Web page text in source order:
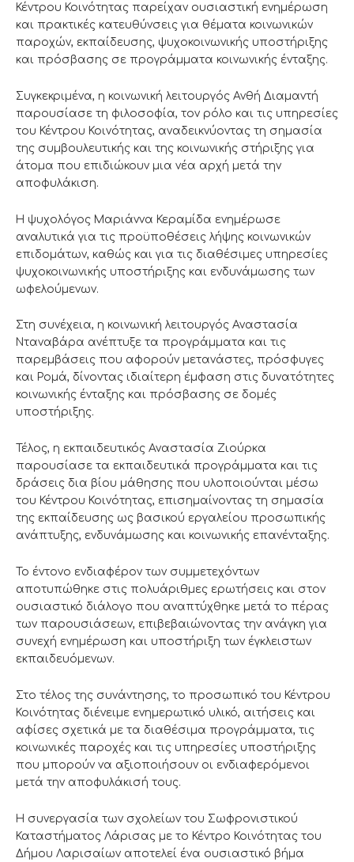
Κέντρου Κοινότητας παρείχαν ουσιαστική ενημέρωση
και πρακτικές κατευθύνσεις για θέματα κοινωνικών
παροχών, εκπαίδευσης, ψυχοκοινωνικής υποστήριξης
και πρόσβασης σε προγράμματα κοινωνικής ένταξης.
Συγκεκριμένα, η κοινωνική λειτουργός Ανθή Διαμαντή
παρουσίασε τη φιλοσοφία, τον ρόλο και τις υπηρεσίες
του Κέντρου Κοινότητας, αναδεικνύοντας τη σημασία
της συμβουλευτικής και της κοινωνικής στήριξης για
άτομα που επιδιώκουν μια νέα αρχή μετά την
αποφυλάκιση.
Η ψυχολόγος Μαριάννα Κεραμίδα ενημέρωσε
αναλυτικά για τις προϋποθέσεις λήψης κοινωνικών
επιδομάτων, καθώς και για τις διαθέσιμες υπηρεσίες
ψυχοκοινωνικής υποστήριξης και ενδυνάμωσης των
ωφελούμενων.
Στη συνέχεια, η κοινωνική λειτουργός Αναστασία
Νταναβάρα ανέπτυξε τα προγράμματα και τις
παρεμβάσεις που αφορούν μετανάστες, πρόσφυγες
και Ρομά, δίνοντας ιδιαίτερη έμφαση στις δυνατότητες
κοινωνικής ένταξης και πρόσβασης σε δομές
υποστήριξης.
Τέλος, η εκπαιδευτικός Αναστασία Ζιούρκα
παρουσίασε τα εκπαιδευτικά προγράμματα και τις
δράσεις δια βίου μάθησης που υλοποιούνται μέσω
του Κέντρου Κοινότητας, επισημαίνοντας τη σημασία
της εκπαίδευσης ως βασικού εργαλείου προσωπικής
ανάπτυξης, ενδυνάμωσης και κοινωνικής επανένταξης.
Το έντονο ενδιαφέρον των συμμετεχόντων
αποτυπώθηκε στις πολυάριθμες ερωτήσεις και στον
ουσιαστικό διάλογο που αναπτύχθηκε μετά το πέρας
των παρουσιάσεων, επιβεβαιώνοντας την ανάγκη για
συνεχή ενημέρωση και υποστήριξη των έγκλειστων
εκπαιδευόμενων.
Στο τέλος της συνάντησης, το προσωπικό του Κέντρου
Κοινότητας διένειμε ενημερωτικό υλικό, αιτήσεις και
αφίσες σχετικά με τα διαθέσιμα προγράμματα, τις
κοινωνικές παροχές και τις υπηρεσίες υποστήριξης
που μπορούν να αξιοποιήσουν οι ενδιαφερόμενοι
μετά την αποφυλάκισή τους.
Η συνεργασία των σχολείων του Σωφρονιστικού
Καταστήματος Λάρισας με το Κέντρο Κοινότητας του
Δήμου Λαρισαίων αποτελεί ένα ουσιαστικό βήμα